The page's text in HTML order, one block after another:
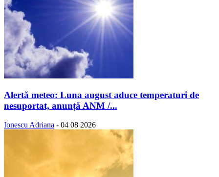
Alertă meteo: Luna august aduce temperaturi de
nesuportat, anunță ANM /...
Ionescu Adriana - 04 08 2026